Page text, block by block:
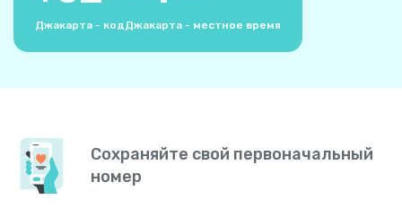
Джакарта - кодДжакарта - местное время
Сохраняйте свой первоначальный
номер